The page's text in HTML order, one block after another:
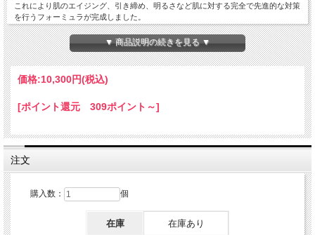
これにより肌のエイジング、引き締め、明るさなど肌に対する完全で先進的な対策
を行うフォーミュラが完成しました。
有効期限：2027年5月末
【使用方法】
きれいで乾燥した肌に塗布します。
最良の結果を得るためには、継続して顔と首に1日2回使用してください。
外用専用です。
【成分】
水、テトラヘキシルデシルアスコルベート、ブチレングリコール、C9-12アルカ
ン、カプリリルメチコン、酢酸トコフェロール、C10-18トリグリセリド、ポリグ
リセリル-6ジステアレート、フェルラ酸、スクワラン、水添レシチン、プロパンジ
根エキス、ホホバエステル、ロイコノストック/ダイコン根発酵液、ココカプリル
サンタンガム、EDTA-2Na、マイカ、エチルヘキシルグリセリン、ソルビン酸K、
安息香酸Naフェノキシエタノール。
▼ 商品説明の続きを見る ▼
価格:10,300円(税込)
[ポイント還元 309ポイント～]
注文
購入数： 個
在庫 在庫あり